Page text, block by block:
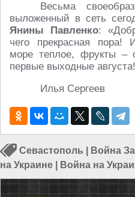
Весьма
выложенный в сеть
Янины Павленко:
чего прекрасная пора!
море теплое, фрукты –
первые выходные
Илья Сергеев
Севастополь Война
на Украине
Война на